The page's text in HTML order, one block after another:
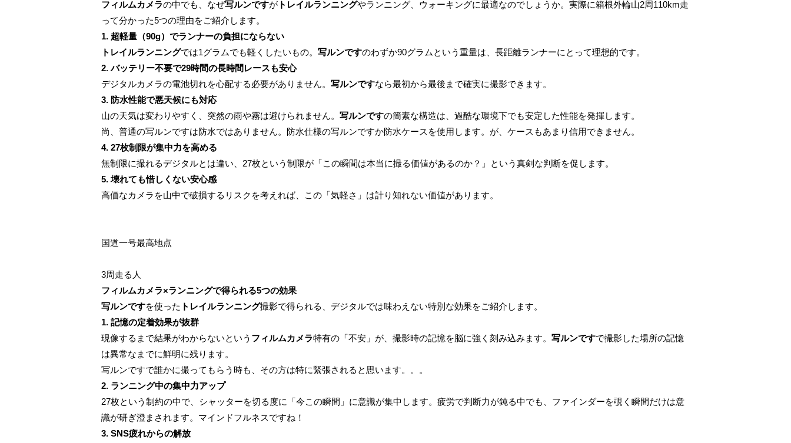
フィルムカメラの中でも、なぜ写ルンですが トレイルランニングやランニング、ウォーキングに最適なのでしょうか。実際に箱根外輪山2周110km走
って分かった5つの理由をご紹介します。
1. 超軽量（90g）でランナーの負担にならない
トレイルランニングでは1グラムでも軽くしたいもの。 写ルンですのわずか90グラムという重量は、長距離ランナーにとって理想的です。
2. バッテリー不要で29時間の長時間レースも安心
デジタルカメラの電池切れを心配する必要がありません。 写ルンですなら最初から最後まで確実に撮影できます。
3. 防水性能で悪天候にも対応
山の天気は変わりやすく、突然の雨や霧は避けられません。 写ルンですの簡素な構造は、過酷な環境下でも安定した性能を発揮します。
尚、普通の写ルンですは防水ではありません。防水仕様の写ルンですか防水ケースを使用します。が、ケースもあまり信用できません。
4. 27枚制限が集中力を高める
無制限に撮れるデジタルとは違い、27枚という制限が「この瞬間は本当に撮る価値があるのか？」という真剣な判断を促します。
5. 壊れても惜しくない安心感
高価なカメラを山中で破損するリスクを考えれば、この「気軽さ」は計り知れない価値があります。
国道一号最高地点
3周走る人
フィルムカメラ×ランニングで得られる5つの効果
写ルンですを使った トレイルランニング撮影で得られる、デジタルでは味わえない特別な効果をご紹介します。
1. 記憶の定着効果が抜群
現像するまで結果がわからないという フィルムカメラ特有の「不安」が、撮影時の記憶を脳に強く刻み込みます。 写ルンですで撮影した場所の記憶
は異常なまでに鮮明に残ります。
写ルンですで誰かに撮ってもらう時も、その方は特に緊張されると思います。。。
2. ランニング中の集中力アップ
27枚という制約の中で、シャッターを切る度に「今この瞬間」に意識が集中します。疲労で判断力が鈍る中でも、ファインダーを覗く瞬間だけは意
識が研ぎ澄まされます。マインドフルネスですね！
3. SNS疲れからの解放